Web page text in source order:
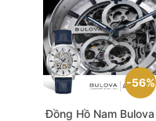
56%
Đồng Hồ Nam Bulova